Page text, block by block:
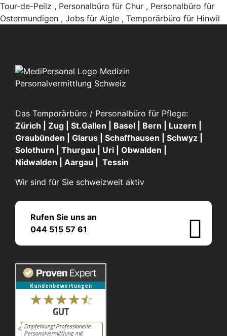
Tour-de-Peilz , Personalbüro für Chur , Personalbüro für
Ostermundigen , Jobs für Aigle , Temporärbüro für Hinwil
Das Temporärbüro / Personalbüro für Pflege:
Zürich | Zug | St.Gallen | Basel | Bern | Luzern |
Graubünden | Glarus | Schaffhausen | Schwyz |
Solothurn | Thurgau | Uri | Obwalden |
Nidwalden | Aargau | Tessin
Wir sind für Sie schweizweit aktiv
Rufen Sie uns an
044 515 57 61